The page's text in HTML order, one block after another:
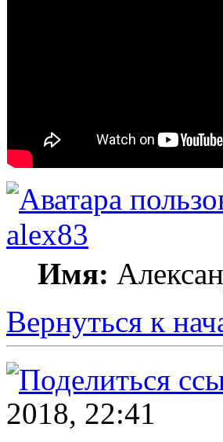
alex83
Имя:
Вернуться к
2018, 22:41